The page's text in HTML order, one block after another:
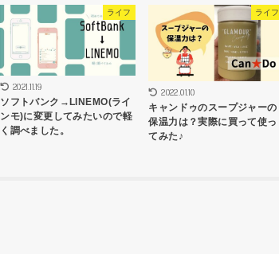
ライフ
2021.11.19
ソフトバンク→LINEMO(ライ
ンモ)に変更してみたいので軽
く調べました。
ライフ
2022.01.10
キャンドゥのスープジャーの
保温力は？実際に買って使っ
てみた♪